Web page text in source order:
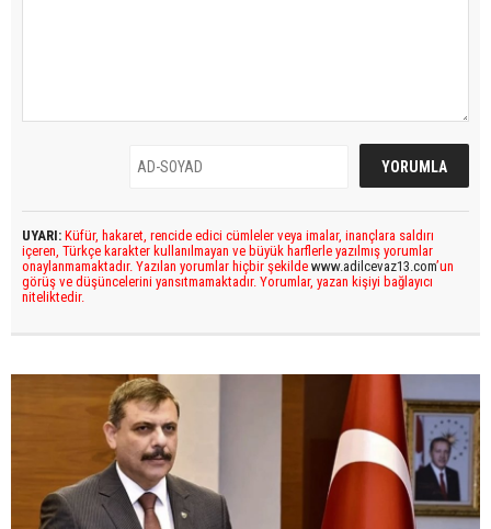
UYARI: Küfür, hakaret, rencide edici cümleler veya imalar, inançlara saldırı
içeren, Türkçe karakter kullanılmayan ve büyük harflerle yazılmış yorumlar
onaylanmamaktadır. Yazılan yorumlar hiçbir şekilde www.adilcevaz13.com’un
görüş ve düşüncelerini yansıtmamaktadır. Yorumlar, yazan kişiyi bağlayıcı
niteliktedir.